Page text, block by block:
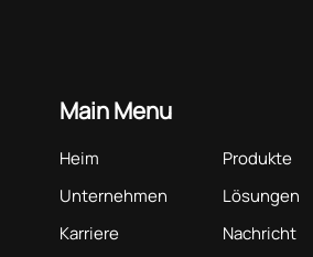
Main Menu
Heim
Produkte
Unternehmen
Lösungen
Karriere
Nachricht